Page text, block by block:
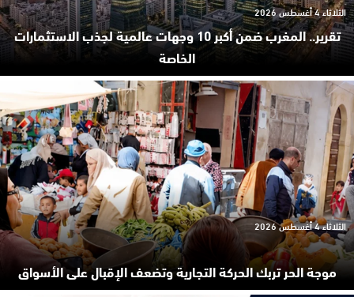
تقرير.. المغرب ضمن أكبر 10 وجهات عالمية لجذب الاستثمارات
الخاصة
الثلاثاء 4 أغسطس 2026
موجة الحر تربك الحركة التجارية وتضعف الإقبال على الأسواق
الثلاثاء 4 أغسطس 2026